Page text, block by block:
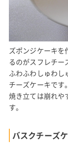
ズポンジケーキ
るのがスフレチー
ふわふわしゅわし
チーズケーキです。
焼き立ては崩れや
す。
バスクチーズ